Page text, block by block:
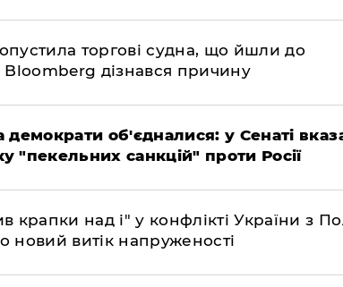
торгові судна, що йшли до
Bloomberg дізнався причину
демократи об'єдналися: у Сенаті
"пекельних санкцій" проти Росії
крапки над і" у конфлікті України з
новий витік напруженості